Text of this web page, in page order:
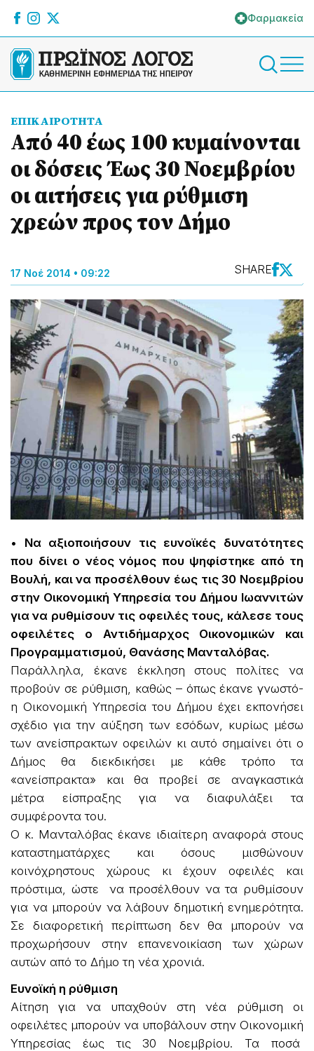
Φαρμακεία
ΕΠΙΚΑΙΡΟΤΗΤΑ
Από 40 έως 100 κυμαίνονται
οι δόσεις Έως 30 Νοεμβρίου
οι αιτήσεις για ρύθμιση
χρεών προς τον Δήμο
17 Νοέ 2014 • 09:22 SHARE
• Να αξιοποιήσουν τις ευνοϊκές δυνατότητες
που δίνει ο νέος νόμος που ψηφίστηκε από τη
Βουλή, και να προσέλθουν έως τις 30 Νοεμβρίου
στην Οικονομική Υπηρεσία του Δήμου Ιωαννιτών
για να ρυθμίσουν τις οφειλές τους, κάλεσε τους
οφειλέτες ο Αντιδήμαρχος Οικονομικών και
Προγραμματισμού, Θανάσης Μανταλόβας.
Παράλληλα, έκανε έκκληση στους πολίτες να
προβούν σε ρύθμιση, καθώς – όπως έκανε γνωστό-
η Οικονομική Υπηρεσία του Δήμου έχει εκπονήσει
σχέδιο για την αύξηση των εσόδων, κυρίως μέσω
των ανείσπρακτων οφειλών κι αυτό σημαίνει ότι ο
Δήμος θα διεκδικήσει με κάθε τρόπο τα
«ανείσπρακτα» και θα προβεί σε αναγκαστικά
μέτρα είσπραξης για να διαφυλάξει τα
συμφέροντα του.
Ο κ. Μανταλόβας έκανε ιδιαίτερη αναφορά στους
καταστηματάρχες και όσους μισθώνουν
κοινόχρηστους χώρους κι έχουν οφειλές και
πρόστιμα, ώστε να προσέλθουν να τα ρυθμίσουν
για να μπορούν να λάβουν δημοτική ενημερότητα.
Σε διαφορετική περίπτωση δεν θα μπορούν να
προχωρήσουν στην επανενοικίαση των χώρων
αυτών από το Δήμο τη νέα χρονιά.
Ευνοϊκή η ρύθμιση
Αίτηση για να υπαχθούν στη νέα ρύθμιση οι
οφειλέτες μπορούν να υποβάλουν στην Οικονομική
Υπηρεσίας έως τις 30 Νοεμβρίου. Τα ποσά